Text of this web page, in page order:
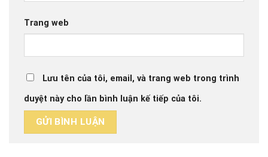
Trang web
Lưu tên của tôi, email, và trang web trong trình
duyệt này cho lần bình luận kế tiếp của tôi.